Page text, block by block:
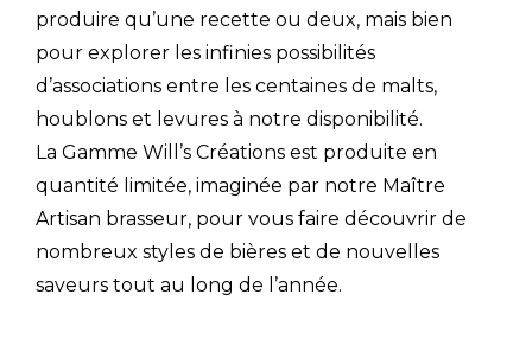
produire qu’une recette ou deux, mais bien
pour explorer les infinies possibilités
d’associations entre les centaines de malts,
houblons et levures à notre disponibilité.
La Gamme Will’s Créations est produite en
quantité limitée, imaginée par notre Maître
Artisan brasseur, pour vous faire découvrir de
nombreux styles de bières et de nouvelles
saveurs tout au long de l’année.